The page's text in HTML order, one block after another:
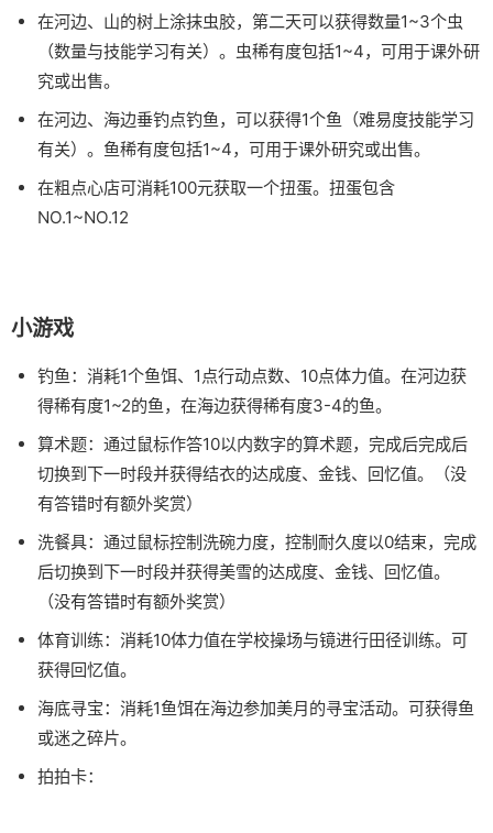
在河边、山的树上涂抹虫胶，第二天可以获得数量1~3个虫
（数量与技能学习有关）。虫稀有度包括1~4，可用于课外研
究或出售。
在河边、海边垂钓点钓鱼，可以获得1个鱼（难易度技能学习
有关）。鱼稀有度包括1~4，可用于课外研究或出售。
在粗点心店可消耗100元获取一个扭蛋。扭蛋包含
NO.1~NO.12
小游戏
钓鱼：消耗1个鱼饵、1点行动点数、10点体力值。在河边获
得稀有度1~2的鱼，在海边获得稀有度3-4的鱼。
算术题：通过鼠标作答10以内数字的算术题，完成后完成后
切换到下一时段并获得结衣的达成度、金钱、回忆值。（没
有答错时有额外奖赏）
洗餐具：通过鼠标控制洗碗力度，控制耐久度以0结束，完成
后切换到下一时段并获得美雪的达成度、金钱、回忆值。
（没有答错时有额外奖赏）
体育训练：消耗10体力值在学校操场与镜进行田径训练。可
获得回忆值。
海底寻宝：消耗1鱼饵在海边参加美月的寻宝活动。可获得鱼
或迷之碎片。
拍拍卡：